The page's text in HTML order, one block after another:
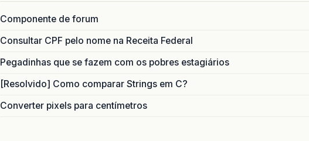
Componente de forum
Consultar CPF pelo nome na Receita Federal
Pegadinhas que se fazem com os pobres estagiários
[Resolvido] Como comparar Strings em C?
Converter pixels para centímetros